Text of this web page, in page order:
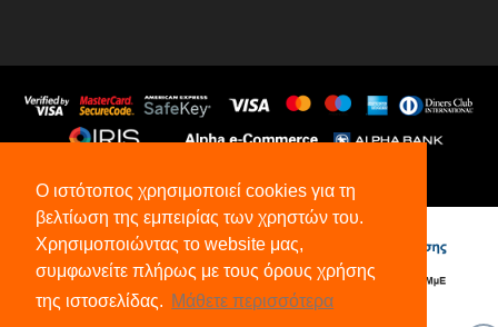
Ο ιστότοπος χρησιμοποιεί cookies για τη
βελτίωση της εμπειρίας των χρηστών του.
Χρησιμοποιώντας το website μας,
συμφωνείτε πλήρως με τους όρους χρήσης
της ιστοσελίδας. Μάθετε περισσότερα
©2026All Rights Reserved.